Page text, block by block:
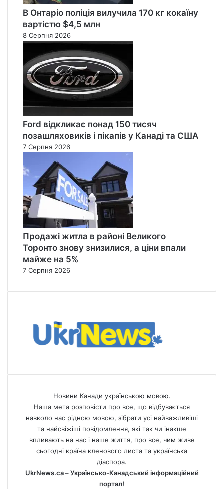
В Онтаріо поліція вилучила 170 кг кокаїну
вартістю $4,5 млн
8 Серпня 2026
Ford відкликає понад 150 тисяч
позашляховиків і пікапів у Канаді та США
7 Серпня 2026
Продажі житла в районі Великого
Торонто знову знизилися, а ціни впали
майже на 5%
7 Серпня 2026
Новини Канади українською мовою.
Наша мета розповісти про все, що відбувається
навколо нас рідною мовою, зібрати усі найважливіші
та найсвіжіші повідомлення, які так чи інакше
впливають на нас і наше життя, про все, чим живе
сьогодні країна кленового листа та українська
діаспора.
UkrNews.ca – Українсько-Канадський інформаційний
портал!